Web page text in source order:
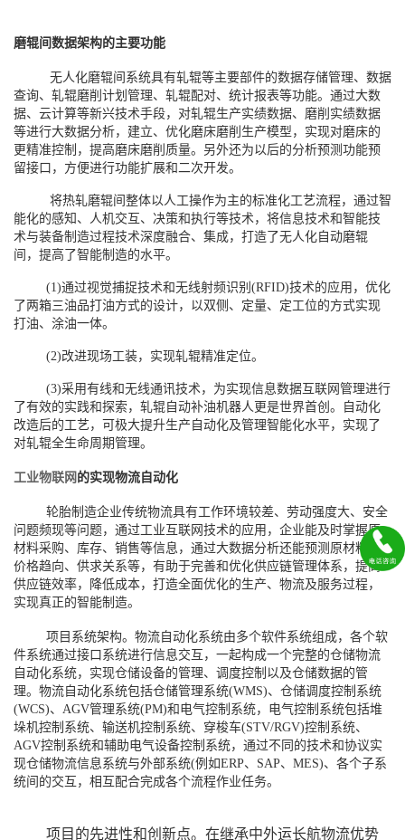
磨辊间数据架构的主要功能
无人化磨辊间系统具有轧辊等主要部件的数据存储管理、数据
查询、轧辊磨削计划管理、轧辊配对、统计报表等功能。通过大数
据、云计算等新兴技术手段，对轧辊生产实绩数据、磨削实绩数据
等进行大数据分析，建立、优化磨床磨削生产模型，实现对磨床的
更精准控制，提高磨床磨削质量。另外还为以后的分析预测功能预
留接口，方便进行功能扩展和二次开发。
将热轧磨辊间整体以人工操作为主的标准化工艺流程，通过智
能化的感知、人机交互、决策和执行等技术，将信息技术和智能技
术与装备制造过程技术深度融合、集成，打造了无人化自动磨辊
间，提高了智能制造的水平。
(1)通过视觉捕捉技术和无线射频识别(RFID)技术的应用，优化
了两箱三油品打油方式的设计，以双侧、定量、定工位的方式实现
打油、涂油一体。
(2)改进现场工装，实现轧辊精准定位。
(3)采用有线和无线通讯技术，为实现信息数据互联网管理进行
了有效的实践和探索，轧辊自动补油机器人更是世界首创。自动化
改造后的工艺，可极大提升生产自动化及管理智能化水平，实现了
对轧辊全生命周期管理。
工业物联网 的实现物流自动化
轮胎制造企业传统物流具有工作环境较差、劳动强度大、安全
问题频现等问题，通过工业互联网技术的应用，企业能及时掌握原
材料采购、库存、销售等信息，通过大数据分析还能预测原材料的
价格趋向、供求关系等，有助于完善和优化供应链管理体系，提高
供应链效率，降低成本，打造全面优化的生产、物流及服务过程，
实现真正的智能制造。
项目系统架构。物流自动化系统由多个软件系统组成，各个软
件系统通过接口系统进行信息交互，一起构成一个完整的仓储物流
自动化系统，实现仓储设备的管理、调度控制以及仓储数据的管
理。物流自动化系统包括仓储管理系统(WMS)、仓储调度控制系统
(WCS)、AGV管理系统(PM)和电气控制系统，电气控制系统包括堆
垛机控制系统、输送机控制系统、穿梭车(STV/RGV)控制系统、
AGV控制系统和辅助电气设备控制系统，通过不同的技术和协议实
现仓储物流信息系统与外部系统(例如ERP、SAP、MES)、各个子系
统间的交互，相互配合完成各个流程作业任务。
项目的先进性和创新点。在继承中外运长航物流优势